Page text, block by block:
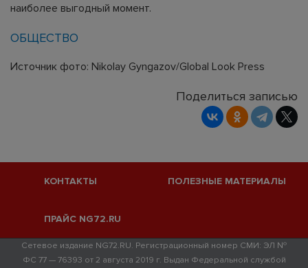
наиболее выгодный момент.
ОБЩЕСТВО
Источник фото: Nikolay Gyngazov/Global Look Press
Поделиться записью
КОНТАКТЫ ПОЛЕЗНЫЕ МАТЕРИАЛЫ
ПРАЙС NG72.RU
Сетевое издание NG72.RU. Регистрационный номер СМИ: ЭЛ №
ФС 77 — 76393 от 2 августа 2019 г. Выдан Федеральной службой